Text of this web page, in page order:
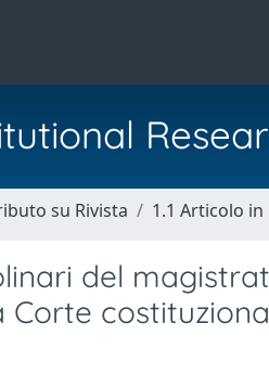
su Rivista 1.1 Articolo in
del